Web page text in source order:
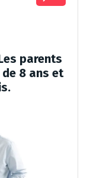
parents
8 ans et